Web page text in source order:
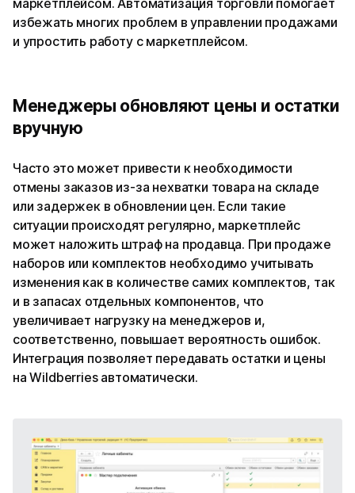
маркетплейсом. Автоматизация торговли помогает
избежать многих проблем в управлении продажами
и упростить работу с маркетплейсом.
Менеджеры обновляют цены и остатки
вручную
Часто это может привести к необходимости
отмены заказов из-за нехватки товара на складе
или задержек в обновлении цен. Если такие
ситуации происходят регулярно, маркетплейс
может наложить штраф на продавца. При продаже
наборов или комплектов необходимо учитывать
изменения как в количестве самих комплектов, так
и в запасах отдельных компонентов, что
увеличивает нагрузку на менеджеров и,
соответственно, повышает вероятность ошибок.
Интеграция позволяет передавать остатки и цены
на Wildberries автоматически.